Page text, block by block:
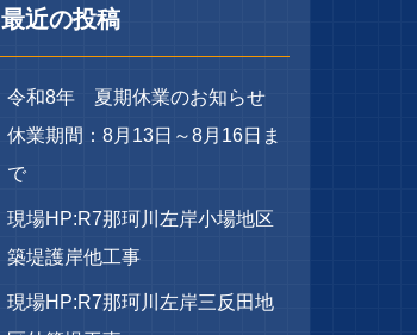
最近の投稿
令和8年 夏期休業のお知らせ
休業期間：8月13日～8月16日ま
で
現場HP:R7那珂川左岸小場地区
築堤護岸他工事
現場HP:R7那珂川左岸三反田地